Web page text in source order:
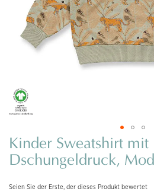
Zum
Anfang
der
springen
Kinder Sweatshirt mit
Dschungeldruck,
Seien Sie der Erste, der dieses Produkt bewertet